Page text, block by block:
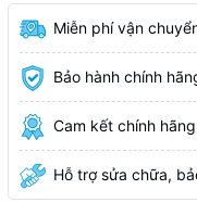
Miễn phí vận
Bảo hành chính
Cam kết chính
Hỗ trợ sửa chữa,